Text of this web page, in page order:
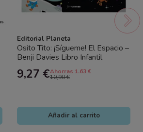
Editorial Planeta
Osito Tito: ¡Sígueme! El Espacio –
Benji Davies Libro Infantil
9,27 €Ahorras 1.63 €
10,90 €
Añadir al carrito